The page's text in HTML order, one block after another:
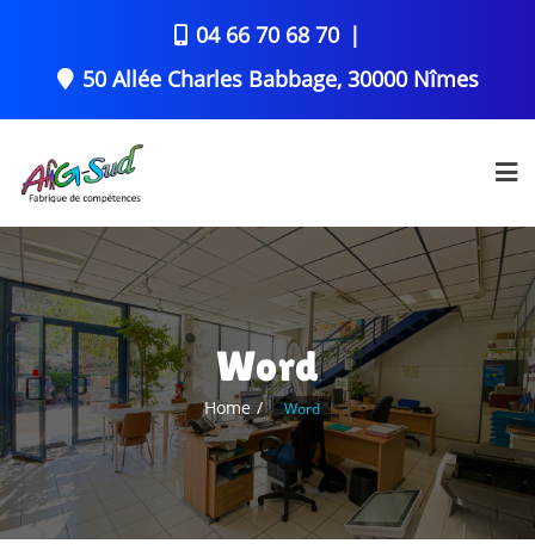
04 66 70 68 70
50 Allée Charles Babbage, 30000 Nîmes
Word
Home Word